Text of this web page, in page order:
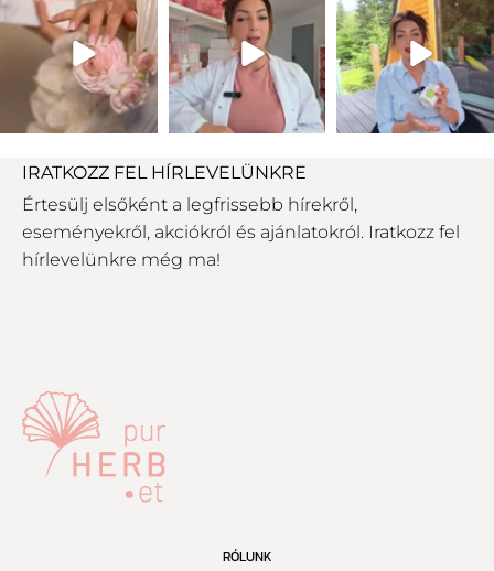
IRATKOZZ FEL HÍRLEVELÜNKRE
Értesülj elsőként a legfrissebb hírekről,
eseményekről, akciókról és ajánlatokról. Iratkozz fel
hírlevelünkre még ma!
RÓLUNK